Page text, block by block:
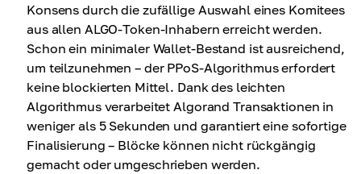
Konsens durch die zufällige Auswahl eines Komitees
aus allen ALGO-Token-Inhabern erreicht werden.
Schon ein minimaler Wallet-Bestand ist ausreichend,
um teilzunehmen – der PPoS-Algorithmus erfordert
keine blockierten Mittel. Dank des leichten
Algorithmus verarbeitet Algorand Transaktionen in
weniger als 5 Sekunden und garantiert eine sofortige
Finalisierung – Blöcke können nicht rückgängig
gemacht oder umgeschrieben werden.